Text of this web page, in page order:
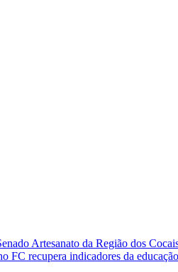
Artesanato da Região dos
FC recupera indicadores da